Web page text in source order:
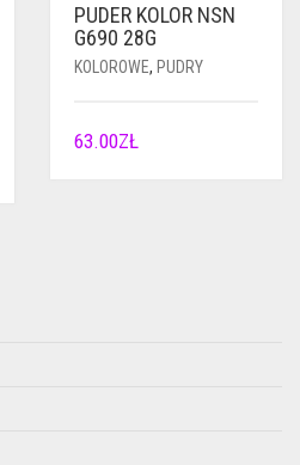
PUDER KOLOR NSN
G690 28G
KOLOROWE, PUDRY
63.00ZŁ